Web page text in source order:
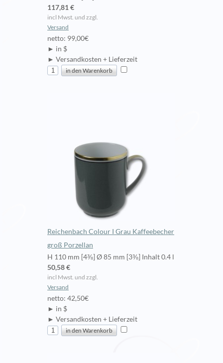
117,81 €
incl Mwst. und zzgl.
Versand
netto: 99,00€
► in $
► Versandkosten + Lieferzeit
Reichenbach Colour I Grau Kaffeebecher
groß Porzellan
H 110 mm [4⅜] Ø 85 mm [3⅜] Inhalt 0.4 l
50,58 €
incl Mwst. und zzgl.
Versand
netto: 42,50€
► in $
► Versandkosten + Lieferzeit